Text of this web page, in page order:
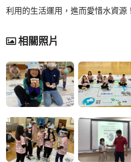
利用的生活運用，進而愛惜水資源！
相關照片